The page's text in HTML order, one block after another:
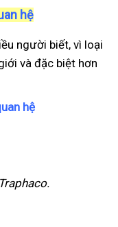
hệ
người biết, vì loại
và đặc biệt hơn
hệ
.